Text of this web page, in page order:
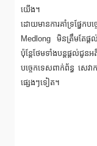
យើង។
ដោយមានការគាំទ្រផ្នែ
Medlong មិនត្រឹមតែផ្
ប៉ុន្តែថែមទាំងបន្តផ្តល់
បច្ចេកទេសពាក់ព័ន្ធ សេវ
ផ្សេងៗទៀត។